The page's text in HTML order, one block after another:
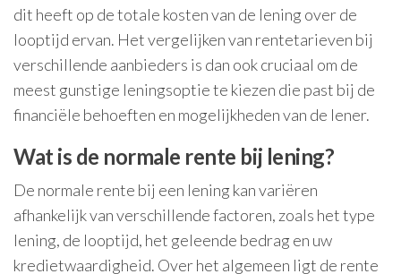
dit heeft op de totale kosten van de lening over de
looptijd ervan. Het vergelijken van rentetarieven bij
verschillende aanbieders is dan ook cruciaal om de
meest gunstige leningsoptie te kiezen die past bij de
financiële behoeften en mogelijkheden van de lener.
Wat is de normale rente bij lening?
De normale rente bij een lening kan variëren
afhankelijk van verschillende factoren, zoals het type
lening, de looptijd, het geleende bedrag en uw
kredietwaardigheid. Over het algemeen ligt de rente